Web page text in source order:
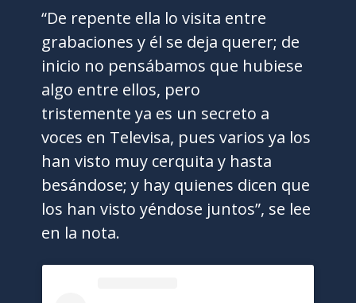
“De repente ella lo visita entre
grabaciones y él se deja querer; de
inicio no pensábamos que hubiese
algo entre ellos, pero
tristemente ya es un secreto a
voces en Televisa, pues varios ya los
han visto muy cerquita y hasta
besándose; y hay quienes dicen que
los han visto yéndose juntos”, se lee
en la nota.